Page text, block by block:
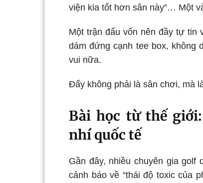
viện kia tốt hơn sân này”… Một
Một trận đấu vốn nên đầy tự tin
dám đứng cạnh tee box, không
vui nữa.
Đấy không phải là sân chơi, mà
Bài học từ thế
nhí quốc tế
Gần đây, nhiều chuyên gia golf
cảnh báo về “thái độ toxic của